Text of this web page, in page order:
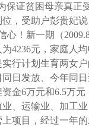
保证贫困母亲真
，受助户彭贵妃
心！新一期（
为4236元，家庭人
行计划生育两女户
同日发放、今年同
资金6万元和6.5万元
、运输业、加工
项目，经过一年